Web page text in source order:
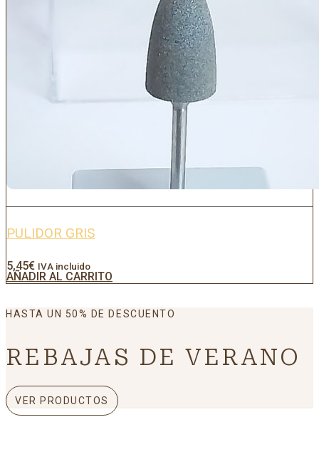
PULIDOR GRIS
5,45€ IVA incluido
AÑADIR AL CARRITO
HASTA UN 50% DE DESCUENTO
REBAJAS DE VERANO
VER PRODUCTOS